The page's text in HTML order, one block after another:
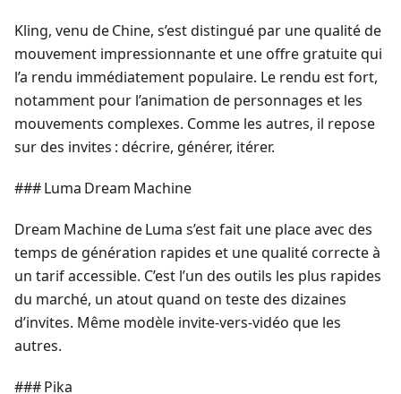
Kling, venu de Chine, s’est distingué par une qualité de
mouvement impressionnante et une offre gratuite qui
l’a rendu immédiatement populaire. Le rendu est fort,
notamment pour l’animation de personnages et les
mouvements complexes. Comme les autres, il repose
sur des invites : décrire, générer, itérer.
### Luma Dream Machine
Dream Machine de Luma s’est fait une place avec des
temps de génération rapides et une qualité correcte à
un tarif accessible. C’est l’un des outils les plus rapides
du marché, un atout quand on teste des dizaines
d’invites. Même modèle invite‑vers‑vidéo que les
autres.
### Pika